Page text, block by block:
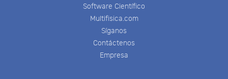
Software Científico
Multifisica.com
Síganos
Contáctenos
Empresa